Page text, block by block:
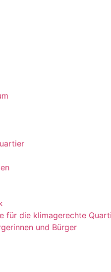
für die klimagerechte
und Bürger